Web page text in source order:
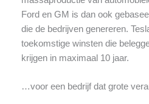
Ford en GM is dan ook
die de bedrijven genereren.
toekomstige winsten die
krijgen in maximaal 10 jaar.
…voor een bedrijf dat grote